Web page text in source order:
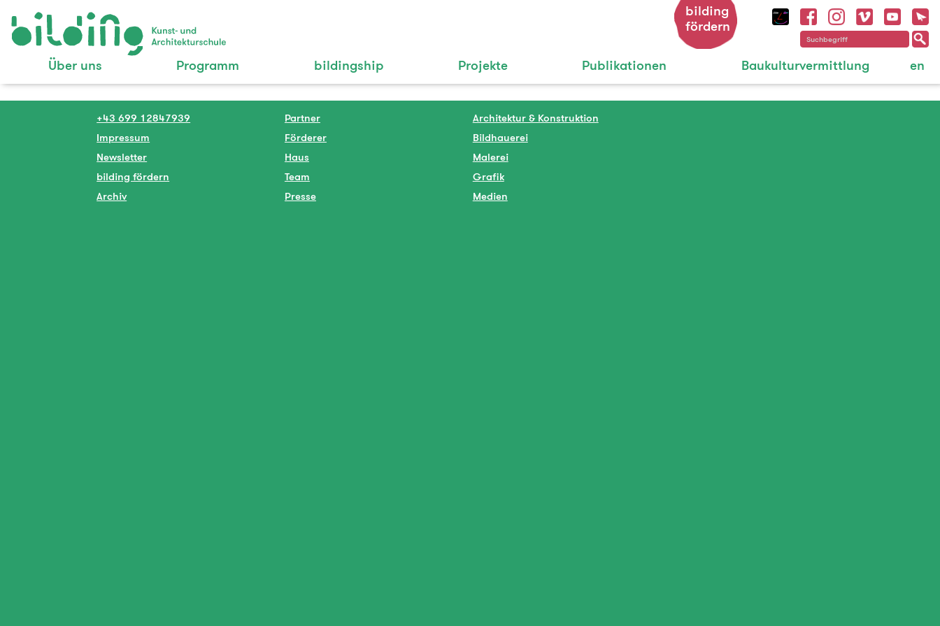
Über uns Programm bildingship Projekte Publikationen Baukulturvermittlung en
bilding
fördern
+43 699 12847939
Impressum
Newsletter
bilding fördern
Archiv
Partner
Förderer
Haus
Team
Presse
Architektur & Konstruktion
Bildhauerei
Malerei
Grafik
Medien